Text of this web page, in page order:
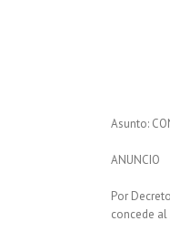
Asunto:
ANUNCIO
Por
concede